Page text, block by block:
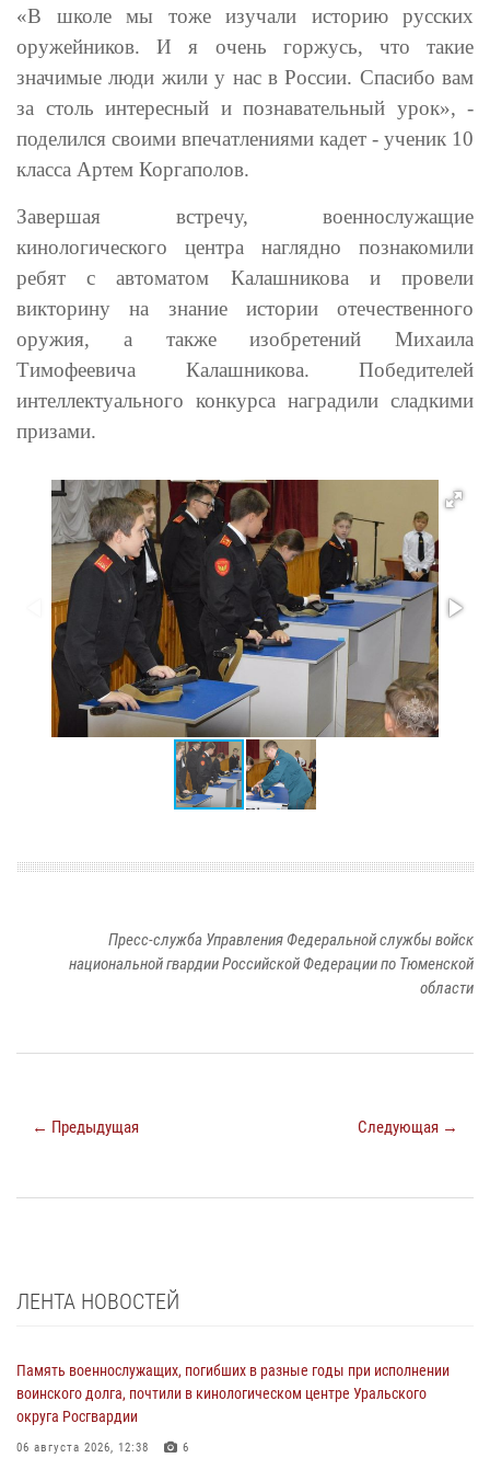
«В школе мы тоже изучали историю русских
оружейников. И я очень горжусь, что такие
значимые люди жили у нас в России. Спасибо вам
за столь интересный и познавательный урок», -
поделился своими впечатлениями кадет - ученик 10
класса Артем Коргаполов.
Завершая встречу, военнослужащие
кинологического центра наглядно познакомили
ребят с автоматом Калашникова и провели
викторину на знание истории отечественного
оружия, а также изобретений Михаила
Тимофеевича Калашникова. Победителей
интеллектуального конкурса наградили сладкими
призами.
Пресс-служба Управления Федеральной службы войск
национальной гвардии Российской Федерации по Тюменской
области
← Предыдущая Следующая →
ЛЕНТА НОВОСТЕЙ
Память военнослужащих, погибших в разные годы при исполнении
воинского долга, почтили в кинологическом центре Уральского
округа Росгвардии
06 августа 2026, 12:38 6